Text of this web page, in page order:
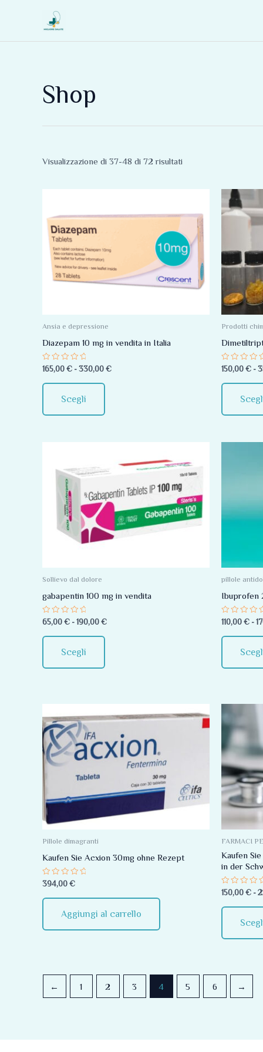
contenuto
Shop
Visualizzazione di 37-48 di 72 risultati
Ansia e depressione
Diazepam 10 mg in vendita in Italia
Valutato
0
su
5
165,00 € - 330,00 €
prezzo:
330,00 €
Scegli
prodotto
Le
essere
scelte
pagina
del
Prodotti
Valutato
0
su
5
150,00 € -
Sollievo dal dolore
gabapentin 100 mg in vendita
Valutato
0
su
5
65,00 € - 190,00 €
prezzo:
da
65,00 €
a
190,00 €
Scegli
prodotto
più
varianti.
Le
scelte
pagina
del
pillole
Ibuprofen
Valutato
0
su
5
110,00 € -
Pillole dimagranti
Kaufen Sie Acxion 30mg ohne Rezept
Valutato
su
394,00 €
Aggiungi al carrello
FARMACI
Kaufen
in der
Valutato
su
150,00 € -
← 1 2 3 4 5 6 →